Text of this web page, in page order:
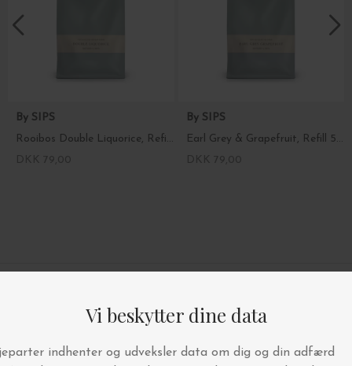
By SIPS
Rooibos Double Liquorice, Refill 50g.
By SIPS
Earl Grey & Grapefruit, Refill 50g.